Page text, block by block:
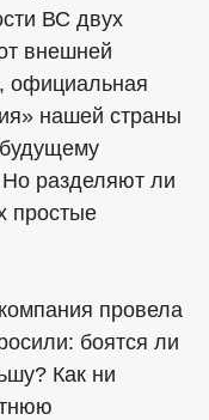
ВС двух
внешней
официальная
нашей страны
будущему
разделяют ли
простые
провела
боятся ли
Как ни